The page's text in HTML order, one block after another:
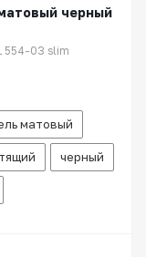
черный
554-03 slim
матовый
черный